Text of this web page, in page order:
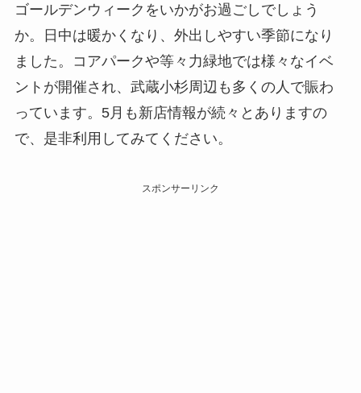
ゴールデンウィークをいかがお過ごしでしょう
か。日中は暖かくなり、外出しやすい季節になり
ました。コアパークや等々力緑地では様々なイベ
ントが開催され、武蔵小杉周辺も多くの人で賑わ
っています。5月も新店情報が続々とありますの
で、是非利用してみてください。
スポンサーリンク